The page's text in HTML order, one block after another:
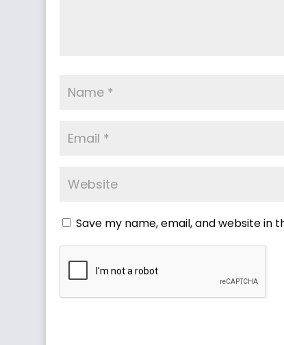
Save my name, email, and website